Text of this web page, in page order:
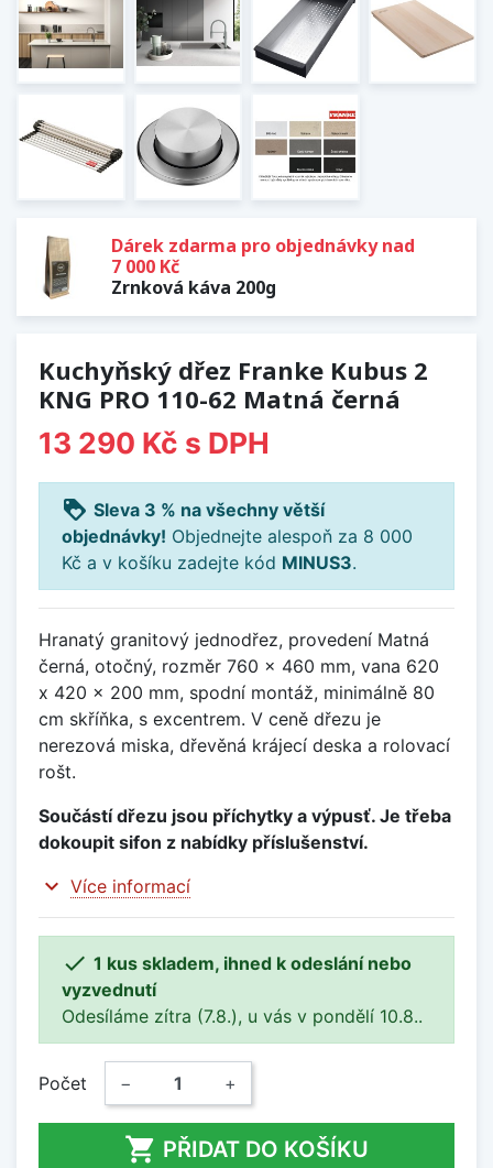
Dárek zdarma pro objednávky nad
7 000 Kč
Zrnková káva 200g
Kuchyňský dřez Franke Kubus 2
KNG PRO 110-62 Matná černá
13 290 Kč s DPH
loyalty Sleva 3 % na všechny větší
objednávky! Objednejte alespoň za 8 000
Kč a v košíku zadejte kód MINUS3.
Hranatý granitový jednodřez, provedení Matná
černá, otočný, rozměr 760 x 460 mm, vana 620
x 420 x 200 mm, spodní montáž, minimálně 80
cm skříňka, s excentrem. V ceně dřezu je
nerezová miska, dřevěná krájecí deska a rolovací
rošt.
Součástí dřezu jsou příchytky a výpusť. Je třeba
dokoupit sifon z nabídky příslušenství.
expand_more Více informací
 1 kus skladem, ihned k odeslání nebo
vyzvednutí
Odesíláme zítra (7.8.), u vás v pondělí 10.8..
Počet − +
 PŘIDAT DO KOŠÍKU